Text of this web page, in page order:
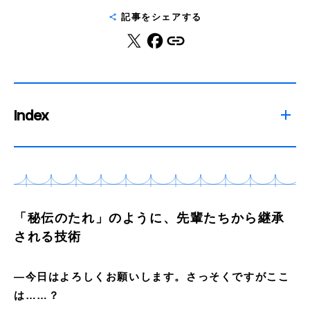
記事をシェアする
Index
「秘伝のたれ」のように、先輩たちから継承
される技術
―今日はよろしくお願いします。さっそくですがここ
は……？